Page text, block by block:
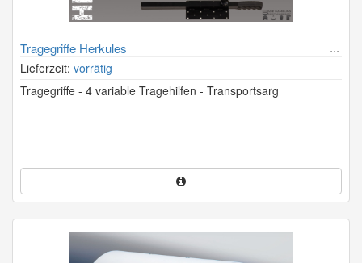
Tragegriffe Herkules
Lieferzeit: vorrätig
Tragegriffe - 4 variable Tragehilfen - Transportsarg